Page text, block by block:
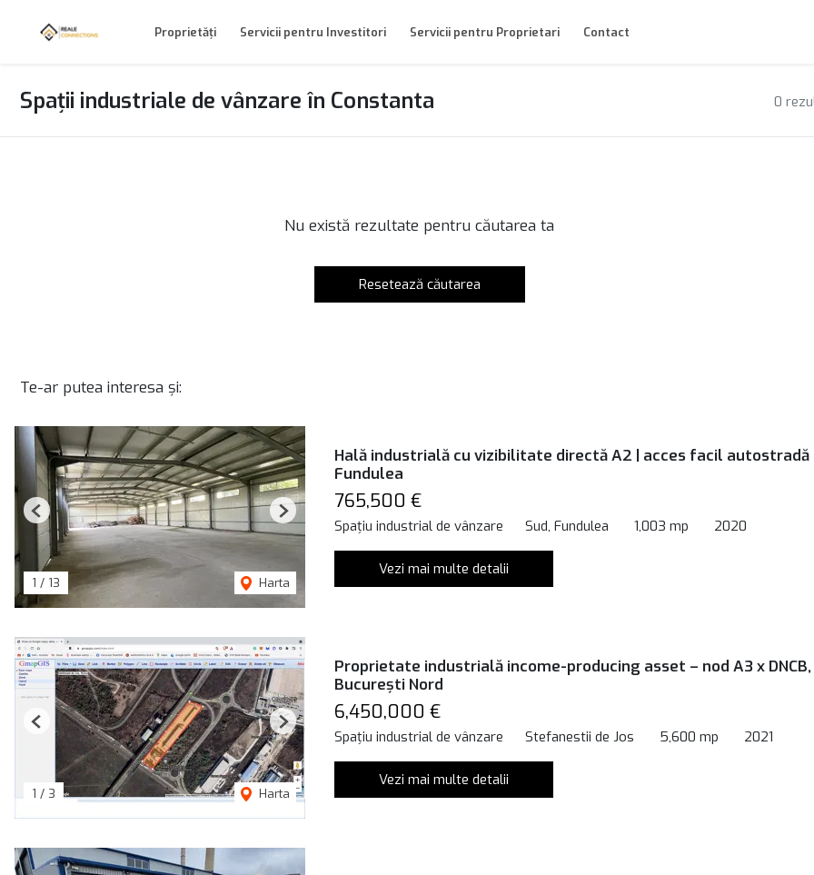
Proprietăți Servicii pentru Investitori Servicii pentru Proprietari Contact
0
Spații industriale de vânzare în Constanta
Nu există rezultate pentru căutarea ta
Resetează căutarea
Te-ar putea interesa și:
1 / 13 Harta
Previous Next
Hală industrială cu vizibilitate directă A2 | acces facil autostradă
Fundulea
765,500 €
Spațiu industrial de vânzare Sud, Fundulea 1,003 mp 2020
Vezi mai multe detalii
1 / 3 Harta
Previous Next
Proprietate industrială income-producing asset – nod A3 x DNCB,
București Nord
6,450,000 €
Spațiu industrial de vânzare Stefanestii de Jos 5,600 mp 2021
Vezi mai multe detalii